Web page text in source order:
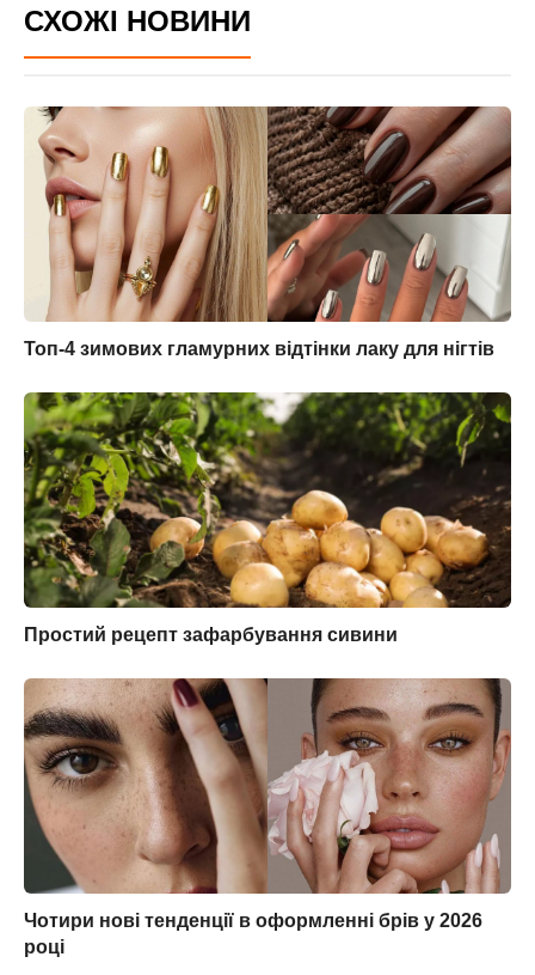
СХОЖІ НОВИНИ
Топ-4 зимових гламурних відтінки лаку для нігтів
Простий рецепт зафарбування сивини
Чотири нові тенденції в оформленні брів у 2026
році